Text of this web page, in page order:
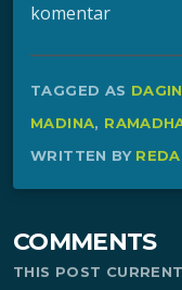
komentar
TAGGED AS
MADINA,
WRITTEN BY
COMMENTS
THIS POST